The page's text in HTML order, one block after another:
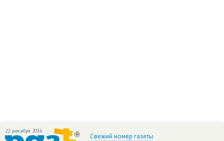
22 декабря 2016
Свежий номер газеты